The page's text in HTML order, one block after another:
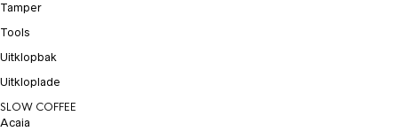
Tamper
Tools
Uitklopbak
Uitkloplade
SLOW COFFEE
Acaia